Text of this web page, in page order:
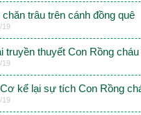
chăn trâu trên cánh đồng quê
19
truyền thuyết Con Rồng cháu
19
kể lại sự tích Con Rồng
19